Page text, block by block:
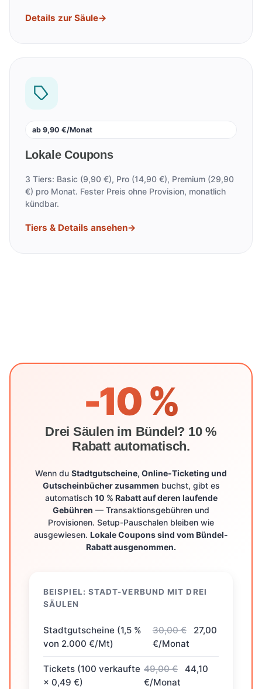
Details zur Säule→
ab 9,90 €/Monat
Lokale Coupons
3 Tiers: Basic (9,90 €), Pro (14,90 €), Premium (29,90
€) pro Monat. Fester Preis ohne Provision, monatlich
kündbar.
Tiers & Details ansehen→
-10 %
Drei Säulen im Bündel? 10 %
Rabatt automatisch.
Wenn du Stadtgutscheine, Online-Ticketing und
Gutscheinbücher zusammen buchst, gibt es
automatisch 10 % Rabatt auf deren laufende
Gebühren — Transaktionsgebühren und
Provisionen. Setup-Pauschalen bleiben wie
ausgewiesen. Lokale Coupons sind vom Bündel-
Rabatt ausgenommen.
BEISPIEL: STADT-VERBUND MIT DREI
SÄULEN
Stadtgutscheine (1,5 %
von 2.000 €/Mt)
30,00 €
27,00
€/Monat
Tickets (100 verkaufte
× 0,49 €)
49,00 €
44,10
€/Monat